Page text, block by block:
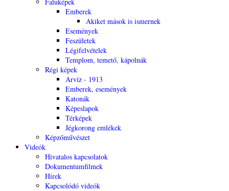
Emberek
Akiket mások is ismernek
Események
Feszületek
Légifelvételek
Templom, temető, kápolnák
Régi képek
Árvíz - 1913
Emberek, események
Katonák
Képeslapok
Térképek
Jégkorong emlékek
Képzőművészet
Videók
Hivatalos kapcsolatok
Dokumentumfilmek
Hírek
Kapcsolódó videók